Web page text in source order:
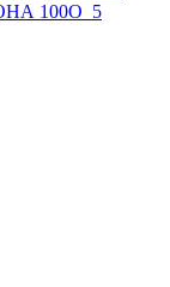
100O_5